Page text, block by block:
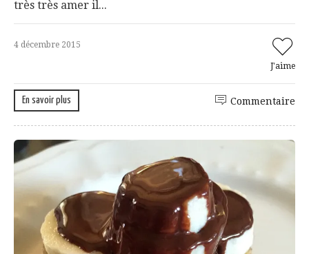
très très amer il...
4 décembre 2015
J'aime
En savoir plus Commentaire